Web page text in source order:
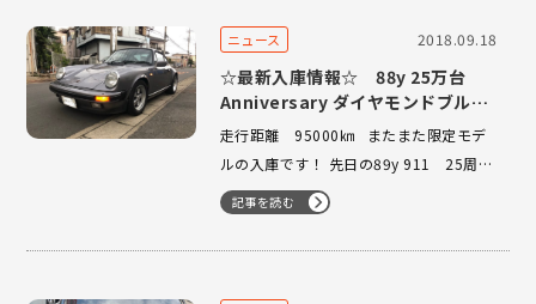
ニュース 2018.09.18
☆最新入庫情報☆ 88y 25万台
Anniversary ダイヤモンドブルー
メタリック
走行距離 95000㎞ またまた限定モデ
ルの入庫です！ 先日の89y 911 25周年
モデルに引き続き、 今度は88y 911 25
万台記念モデルでございます。 エクステ
リア、インテリア共に特別カラー・仕様
記事を読む